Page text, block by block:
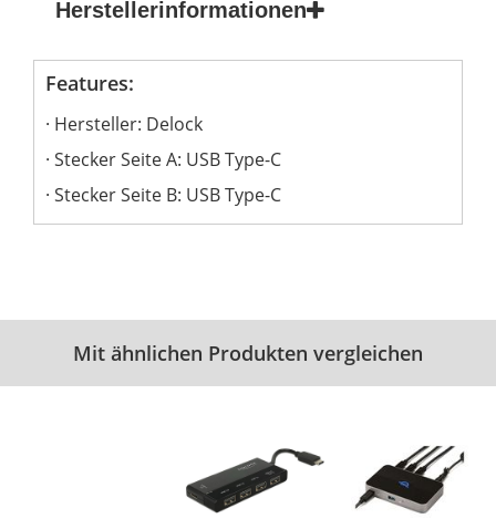
Herstellerinformationen
Features:
Hersteller: Delock
Stecker Seite A: USB Type-C
Stecker Seite B: USB Type-C
Mit ähnlichen Produkten vergleichen